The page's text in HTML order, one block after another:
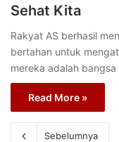
Sehat Kita
Rakyat AS berhasil
bertahan untuk
mereka adalah
Read More »
Sebelumnya